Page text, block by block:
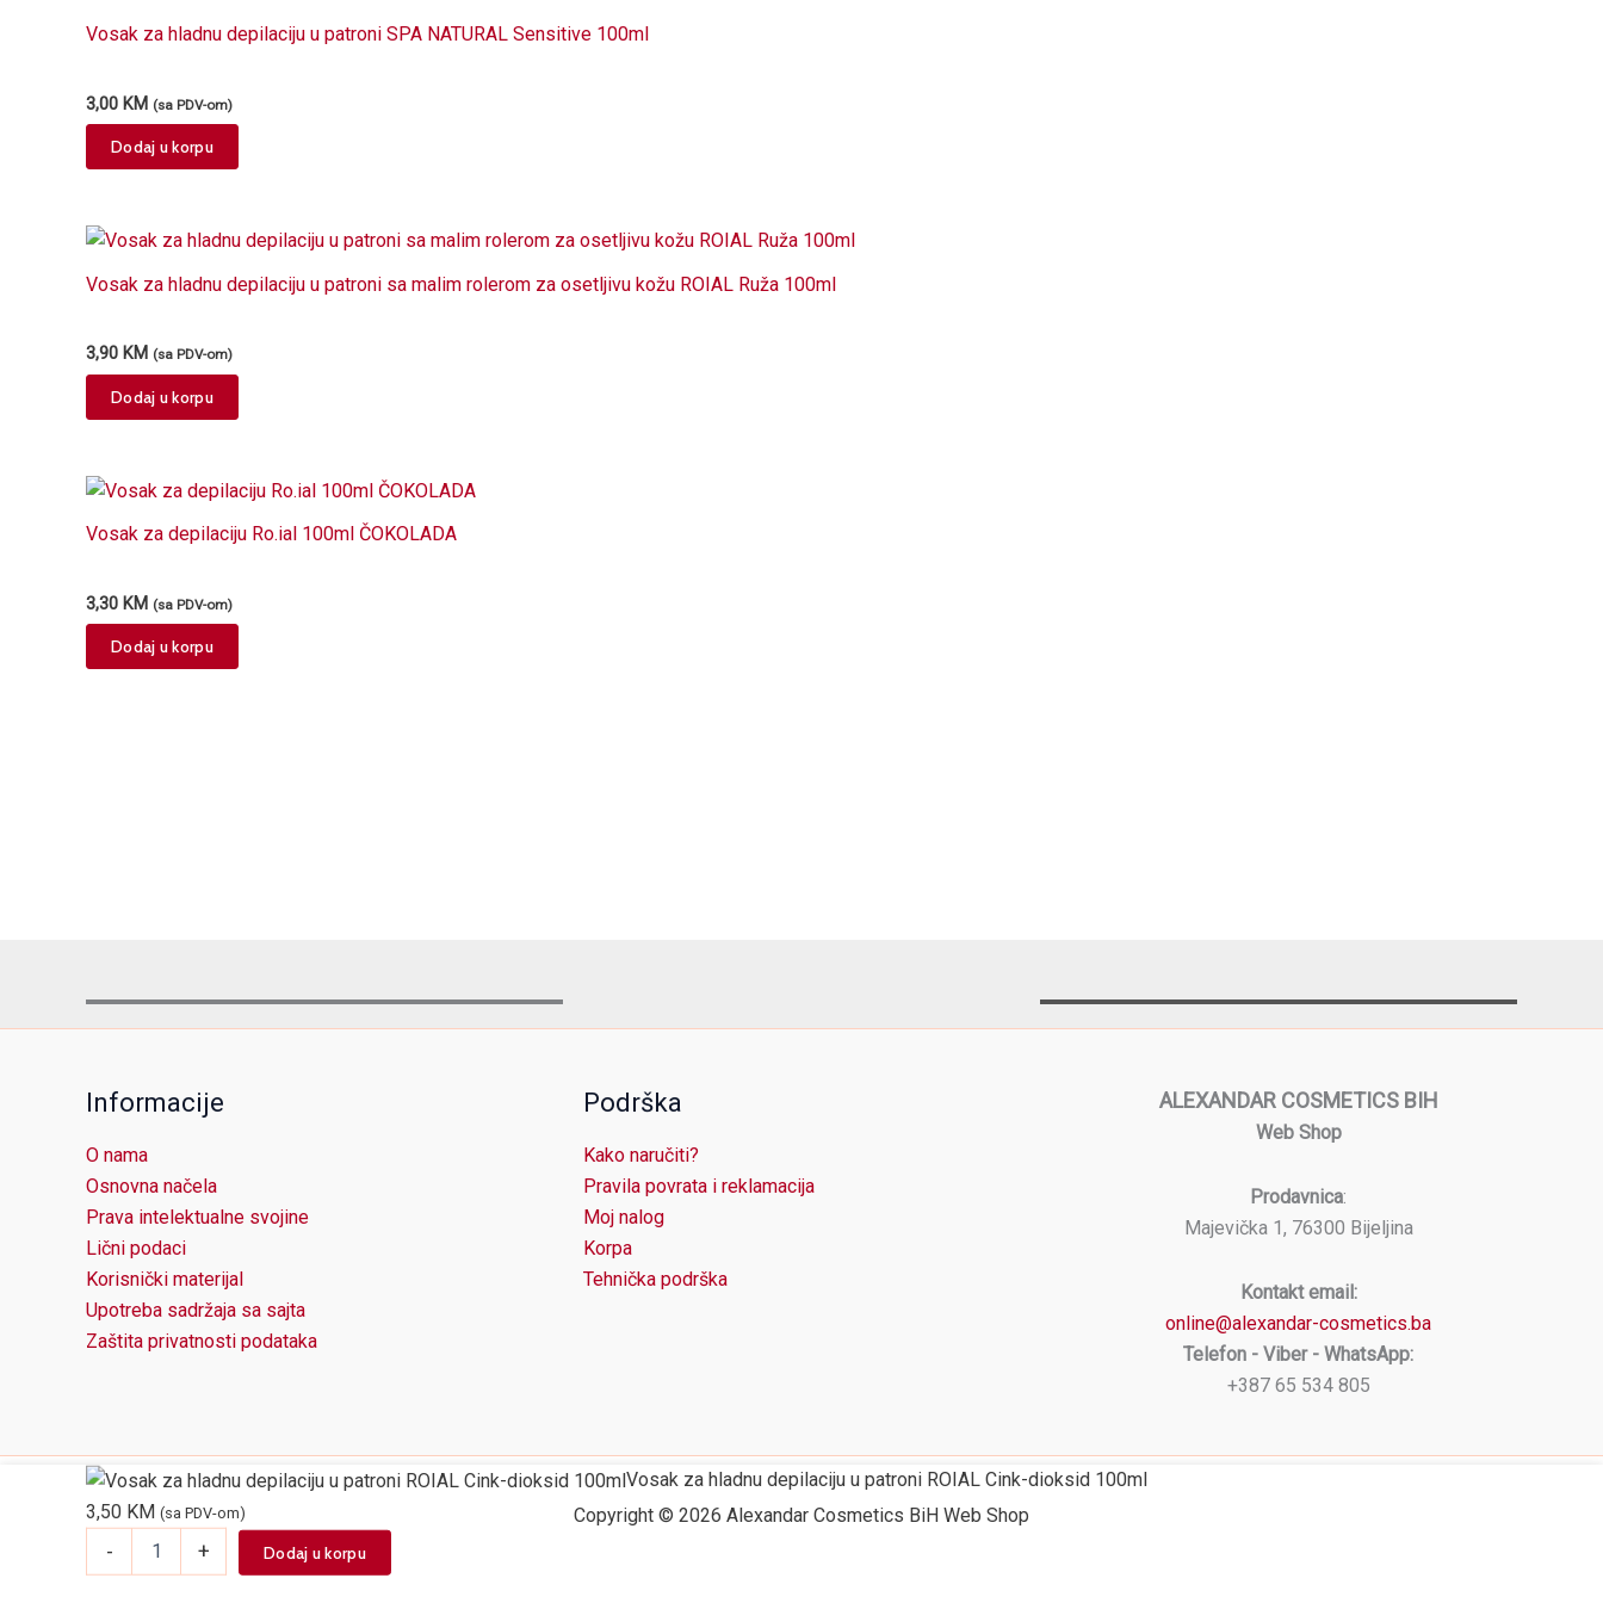
Vosak za hladnu depilaciju u patroni SPA NATURAL Sensitive 100ml
3,00 KM (sa PDV-om)
Dodaj u korpu
Vosak za hladnu depilaciju u patroni sa malim rolerom za osetljivu kožu ROIAL Ruža 100ml
3,90 KM (sa PDV-om)
Dodaj u korpu
Vosak za depilaciju Ro.ial 100ml ČOKOLADA
3,30 KM (sa PDV-om)
Dodaj u korpu
Informacije
O nama
Osnovna načela
Prava intelektualne svojine
Lični podaci
Korisnički materijal
Upotreba sadržaja sa sajta
Zaštita privatnosti podataka
Podrška
Kako naručiti?
Pravila povrata i reklamacija
Moj nalog
Korpa
Tehnička podrška
ALEXANDAR COSMETICS BIH
Web Shop
Prodavnica:
Majevička 1, 76300 Bijeljina
Kontakt email:
online@alexandar-cosmetics.ba
Telefon - Viber - WhatsApp:
+387 65 534 805
Copyright © 2026 Alexandar Cosmetics BiH Web Shop
Vosak za hladnu depilaciju u patroni ROIAL Cink-dioksid 100ml
3,50 KM (sa PDV-om)
- + Dodaj u korpu